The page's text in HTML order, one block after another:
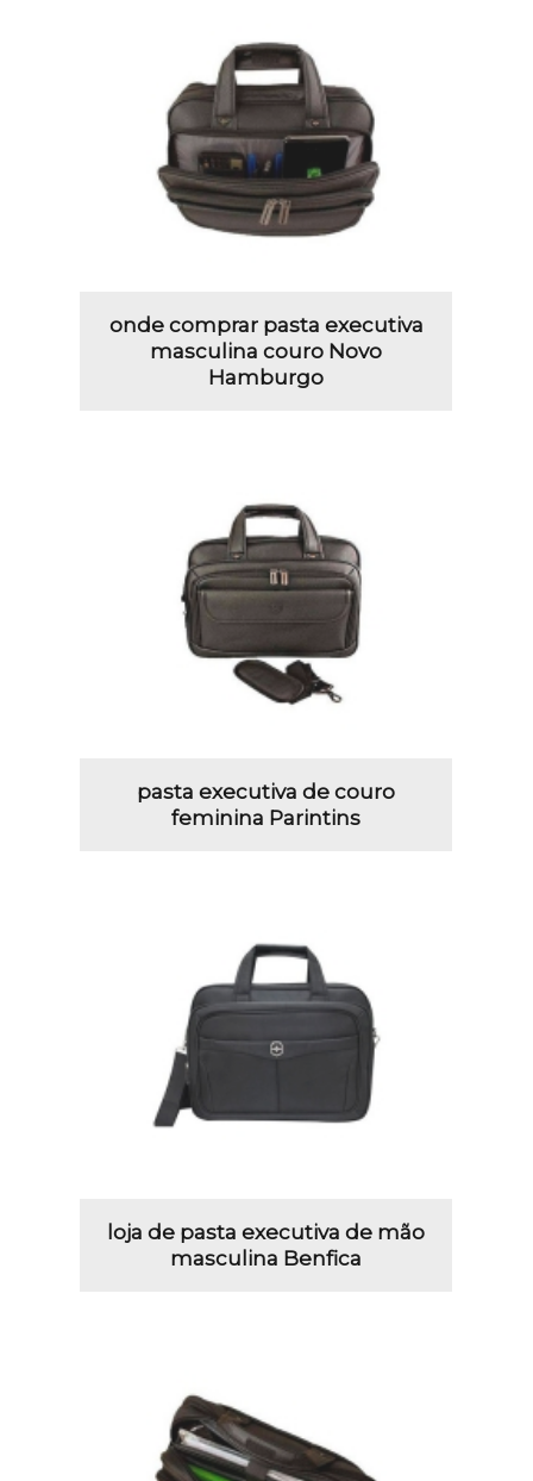
onde comprar pasta executiva
masculina couro Novo
Hamburgo
pasta executiva de couro
feminina Parintins
loja de pasta executiva de mão
masculina Benfica